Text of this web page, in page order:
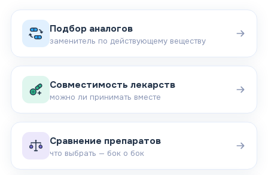
Подбор аналогов
заменитель по действующему веществу
Совместимость лекарств
можно ли принимать вместе
Сравнение препаратов
что выбрать — бок о бок